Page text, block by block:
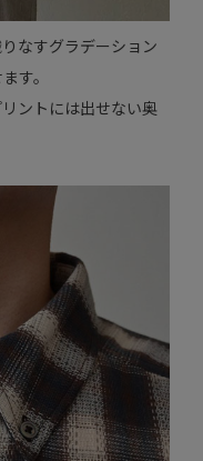
なすグラデーション
す。
ントには出せない奥